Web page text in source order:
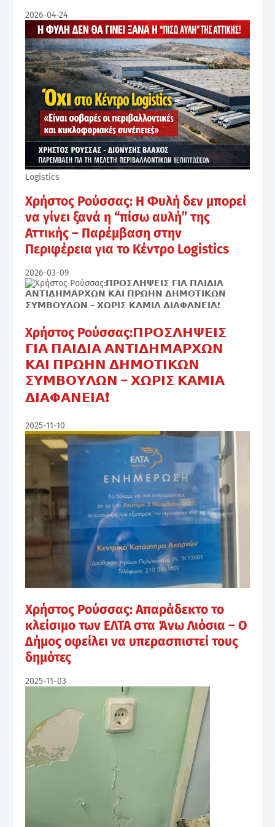
2026-04-24
Logistics
Χρήστος Ρούσσας: Η Φυλή δεν μπορεί
να γίνει ξανά η “πίσω αυλή” της
Αττικής – Παρέμβαση στην
Περιφέρεια για το Κέντρο Logistics
2026-03-09
Χρήστος Ρούσσας:𝝥𝝦𝝤𝝨𝝠𝝜𝝭𝝚𝝞𝝨
𝝘𝝞𝝖 𝝥𝝖𝝞𝝙𝝞𝝖 𝝖𝝢𝝩𝝞𝝙𝝜𝝡𝝖𝝦𝝬𝝮𝝢
𝝟𝝖𝝞 𝝥𝝦𝝮𝝜𝝢 𝝙𝝜𝝡𝝤𝝩𝝞𝝟𝝮𝝢
𝝨𝝪𝝡𝝗𝝤𝝪𝝠𝝮𝝢 – 𝝬𝝮𝝦𝝞𝝨 𝝟𝝖𝝡𝝞𝝖
𝝙𝝞𝝖𝝫𝝖𝝢𝝚𝝞𝝖❗
2025-11-10
Χρήστος Ρούσσας: Απαράδεκτο το
κλείσιμο των ΕΛΤΑ στα Άνω Λιόσια – Ο
Δήμος οφείλει να υπερασπιστεί τους
δημότες
2025-11-03